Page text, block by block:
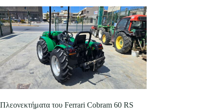
Πλεονεκτήματα του Ferrari Cobram 60 RS